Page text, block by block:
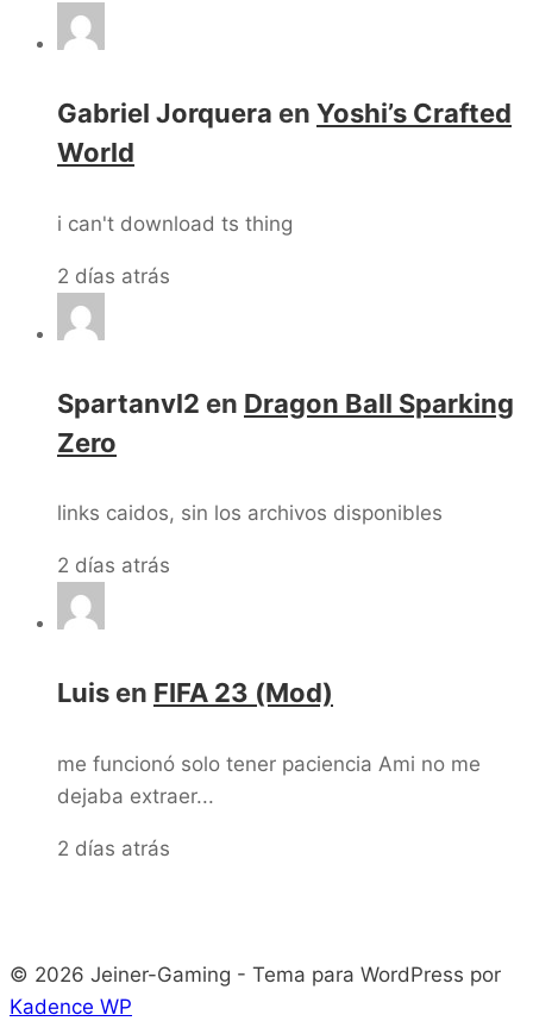
Gabriel Jorquera en Yoshi’s Crafted
World
i can't download ts thing
2 días atrás
Spartanvl2 en Dragon Ball Sparking
Zero
links caidos, sin los archivos disponibles
2 días atrás
Luis en FIFA 23 (Mod)
me funcionó solo tener paciencia Ami no me
dejaba extraer...
2 días atrás
© 2026 Jeiner-Gaming - Tema para WordPress por
Kadence WP